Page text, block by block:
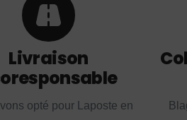
Livraison
opté pour Laposte en